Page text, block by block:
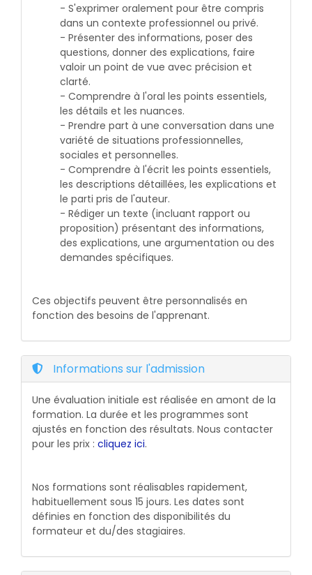
- S'exprimer oralement pour être compris
dans un contexte professionnel ou privé.
- Présenter des informations, poser des
questions, donner des explications, faire
valoir un point de vue avec précision et
clarté.
- Comprendre à l'oral les points essentiels,
les détails et les nuances.
- Prendre part à une conversation dans une
variété de situations professionnelles,
sociales et personnelles.
- Comprendre à l'écrit les points essentiels,
les descriptions détaillées, les explications et
le parti pris de l'auteur.
- Rédiger un texte (incluant rapport ou
proposition) présentant des informations,
des explications, une argumentation ou des
demandes spécifiques.
Ces objectifs peuvent être personnalisés en
fonction des besoins de l'apprenant.
Informations sur l'admission
Une évaluation initiale est réalisée en amont de la
formation. La durée et les programmes sont
ajustés en fonction des résultats. Nous contacter
pour les prix : cliquez ici.
Nos formations sont réalisables rapidement,
habituellement sous 15 jours. Les dates sont
définies en fonction des disponibilités du
formateur et du/des stagiaires.